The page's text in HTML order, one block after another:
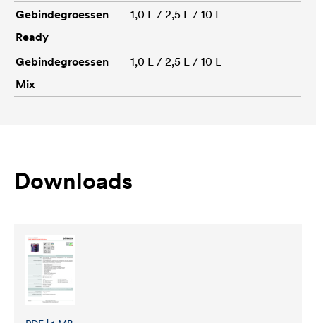
Gebindegroessen
Ready
1,0 L / 2,5 L / 10 L
Gebindegroessen
Mix
1,0 L / 2,5 L / 10 L
Downloads